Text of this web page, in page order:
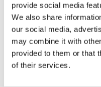
provide social media
We also share
our social media,
may combine it with
provided to them or that
of their services.
FTP 2
Utbetalning FTP
Flexiblare regler